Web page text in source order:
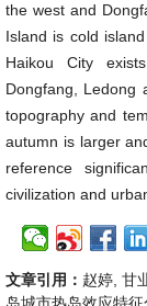
the west and
Island is cold
Haikou City
Dongfang, Ledong
topography and
autumn is larger
reference
civilization and
文章引用： 赵婷, 甘